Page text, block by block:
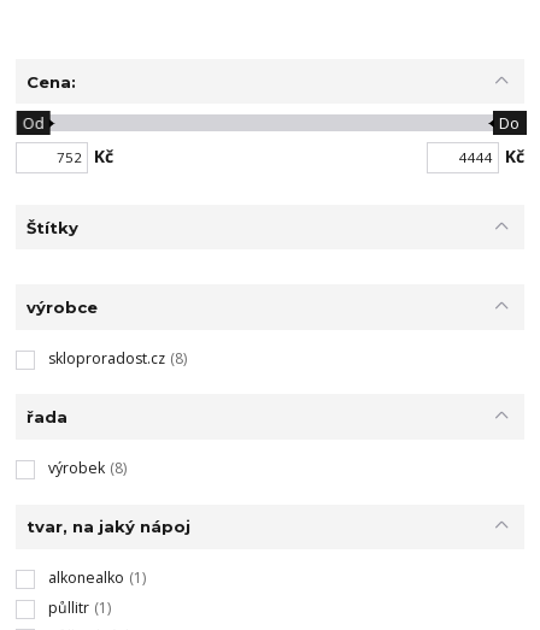
Cena:
Kč
Od Do
Kč
Štítky
výrobce
skloproradost.cz (8)
řada
výrobek (8)
tvar, na jaký nápoj
alkonealko (1)
půllitr (1)